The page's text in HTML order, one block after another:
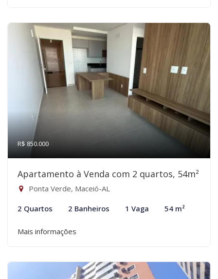
R$ 850.000
Apartamento à Venda com 2 quartos, 54m²
Ponta Verde, Maceió-AL
2 Quartos 2 Banheiros 1 Vaga 54 m²
Mais informações